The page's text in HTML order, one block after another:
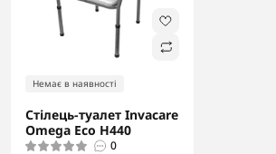
Немає в наявності
Стілець-туалет Invacare
Omega Eco H440
0